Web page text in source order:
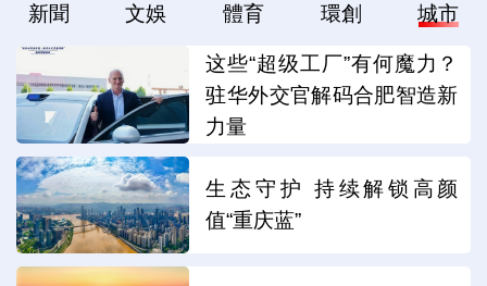
新聞 文娛 體育 環創 城市
这些“超级工厂”有何魔力？
驻华外交官解码合肥智造新
力量
生态守护 持续解锁高颜
值“重庆蓝”